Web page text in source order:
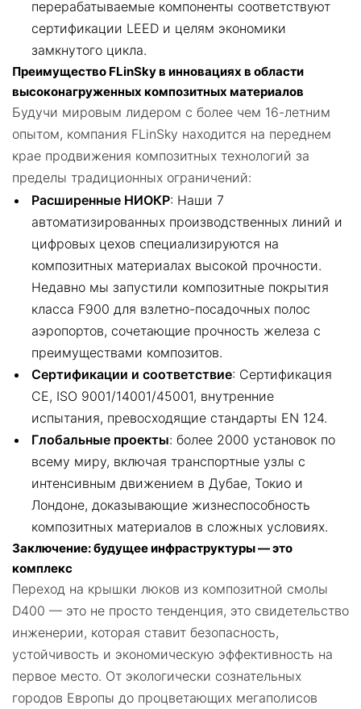
перерабатываемые компоненты соответствуют
сертификации LEED и целям экономики
замкнутого цикла.
Преимущество FLinSky в инновациях в области
высоконагруженных композитных материалов
Будучи мировым лидером с более чем 16-летним
опытом, компания FLinSky находится на переднем
крае продвижения композитных технологий за
пределы традиционных ограничений:
Расширенные НИОКР: Наши 7
автоматизированных производственных линий и
цифровых цехов специализируются на
композитных материалах высокой прочности.
Недавно мы запустили композитные покрытия
класса F900 для взлетно-посадочных полос
аэропортов, сочетающие прочность железа с
преимуществами композитов.
Сертификации и соответствие: Сертификация
CE, ISO 9001/14001/45001, внутренние
испытания, превосходящие стандарты EN 124.
Глобальные проекты: более 2000 установок по
всему миру, включая транспортные узлы с
интенсивным движением в Дубае, Токио и
Лондоне, доказывающие жизнеспособность
композитных материалов в сложных условиях.
Заключение: будущее инфраструктуры — это
комплекс
Переход на крышки люков из композитной смолы
D400 — это не просто тенденция, это свидетельство
инженерии, которая ставит безопасность,
устойчивость и экономическую эффективность на
первое место. От экологически сознательных
городов Европы до процветающих мегаполисов